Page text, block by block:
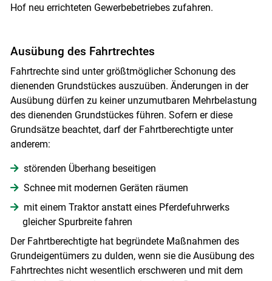
Hof neu errichteten Gewerbebetriebes zufahren.
Ausübung des Fahrtrechtes
Fahrtrechte sind unter größtmöglicher Schonung des
dienenden Grundstückes auszuüben. Änderungen in der
Ausübung dürfen zu keiner unzumutbaren Mehrbelastung
des dienenden Grundstückes führen. Sofern er diese
Grundsätze beachtet, darf der Fahrtberechtigte unter
anderem:
störenden Überhang beseitigen
Schnee mit modernen Geräten räumen
mit einem Traktor anstatt eines Pferdefuhrwerks
gleicher Spurbreite fahren
Der Fahrtberechtigte hat begründete Maßnahmen des
Grundeigentümers zu dulden, wenn sie die Ausübung des
Fahrtrechtes nicht wesentlich erschweren und mit dem